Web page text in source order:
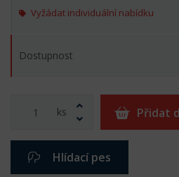
Vyžádat individuální nabídku
Dostupnost
ks Přidat
Hlídací pes